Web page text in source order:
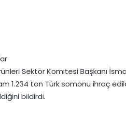
Sektör Komitesi Başkanı
1.234 ton Türk somonu ihraç
bildirdi.